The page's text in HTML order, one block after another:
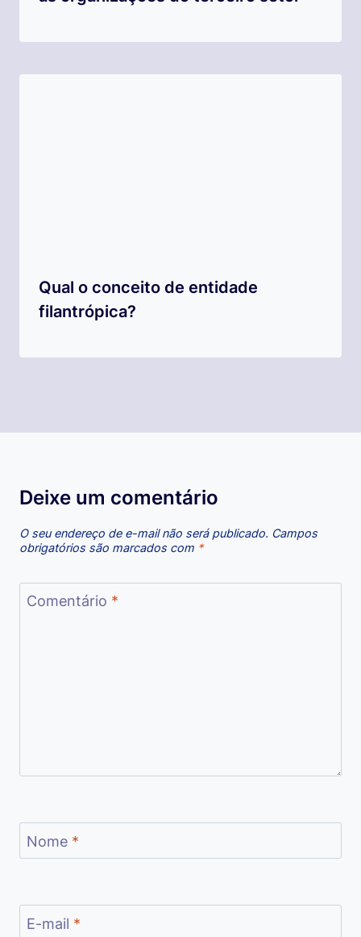
Qual o conceito de entidade
filantrópica?
Deixe um comentário
O seu endereço de e-mail não será publicado. Campos
obrigatórios são marcados com *
Comentário *
Nome *
E-mail *